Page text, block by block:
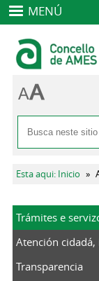
MENÚ
Buscar
Vostede está
Esta aqui: Inicio »
Trámites e
Atención
Transparencia